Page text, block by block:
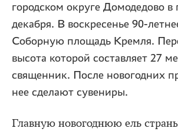
городском округе Домодедово в
декабря. В воскресенье 90-
Соборную площадь Кремля.
высота которой составляет 27
священник. После новогодних
нее сделают сувениры.
Главную новогоднюю ель